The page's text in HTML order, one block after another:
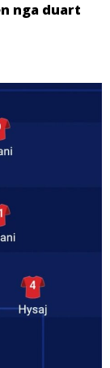
nga duart